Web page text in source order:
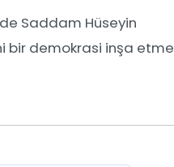
Saddam Hüseyin
bir demokrasi inşa etme